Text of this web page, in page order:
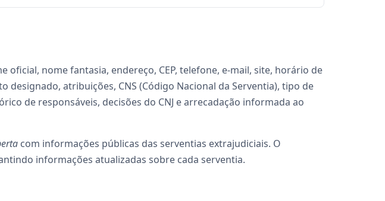
oficial, nome fantasia, endereço, CEP, telefone, e-mail, site, horário de
atribuições, CNS (Código Nacional da Serventia), tipo de
de responsáveis, decisões do CNJ e arrecadação informada ao
com informações públicas das serventias extrajudiciais. O
informações atualizadas sobre cada serventia.